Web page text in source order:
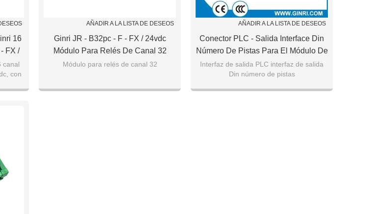
16
FX /
canal
con
AÑADIR A LA LISTA DE DESEOS
Ginri JR - B32pc - F - FX / 24vdc
Módulo Para Relés De Canal 32
Módulo para relés de canal 32
AÑADIR A LA LISTA DE DESEOS
Conector PLC - Salida Interface Din
Número De Pistas Para El Módulo De
Relés JR - D32pc - F - AH / 24vdc
Canal 32
Interfaz de salida PLC interfaz de salida
Din número de pistas